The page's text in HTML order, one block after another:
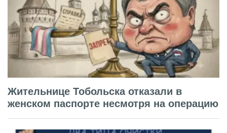
Жительнице Тобольска отказали в
женском паспорте несмотря на операцию